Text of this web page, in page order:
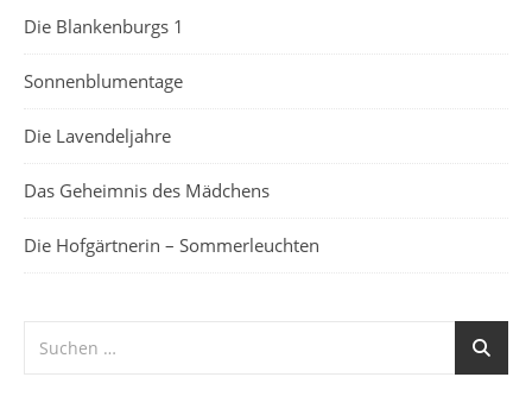
Die Blankenburgs 1
Sonnenblumentage
Die Lavendeljahre
Das Geheimnis des Mädchens
Die Hofgärtnerin – Sommerleuchten